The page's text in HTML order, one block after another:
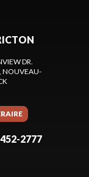
DR.
, NOUVEAU-
2777